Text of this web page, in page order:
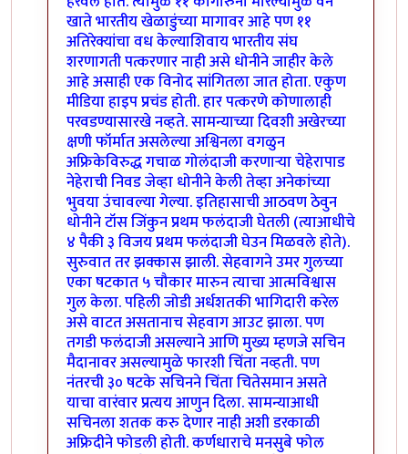
खाते भारतीय खेळाडुंच्या मागावर आहे पण ११
अतिरेक्यांचा वध केल्याशिवाय भारतीय संघ
शरणागती पत्करणार नाही असे धोनीने जाहीर केले
आहे असाही एक विनोद सांगितला जात होता. एकुण
मीडिया हाइप प्रचंड होती. हार पत्करणे कोणालाही
परवडण्यासारखे नव्हते. सामन्याच्या दिवशी अखेरच्या
क्षणी फॉर्मात असलेल्या अश्विनला वगळुन
अफ्रिकेविरुद्ध गचाळ गोलंदाजी करणार्‍या चेहेरापाड
नेहेराची निवड जेव्हा धोनीने केली तेव्हा अनेकांच्या
भुवया उंचावल्या गेल्या. इतिहासाची आठवण ठेवुन
धोनीने टॉस जिंकुन प्रथम फलंदाजी घेतली (त्याआधीचे
४ पैकी ३ विजय प्रथम फलंदाजी घेउन मिळवले होते).
सुरुवात तर झक्कास झाली. सेहवागने उमर गुलच्या
एका षटकात ५ चौकार मारुन त्याचा आत्मविश्वास
गुल केला. पहिली जोडी अर्धशतकी भागिदारी करेल
असे वाटत असतानाच सेहवाग आउट झाला. पण
तगडी फलंदाजी असल्याने आणि मुख्य म्हणजे सचिन
मैदानावर असल्यामुळे फारशी चिंता नव्हती. पण
नंतरची ३० षटके सचिनने चिंता चितेसमान असते
याचा वारंवार प्रत्यय आणुन दिला. सामन्याआधी
सचिनला शतक करु देणार नाही अशी डरकाळी
अफ्रिदीने फोडली होती. कर्णधाराचे मनसुबे फोल